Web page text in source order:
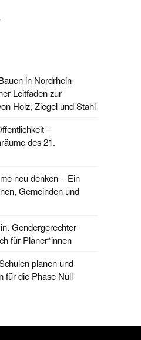
in Nordrhein-
Leitfaden zur
Holz, Ziegel und Stahl
–
des 21.
neu denken – Ein
Gemeinden und
Gendergerechter
für Planer*innen
planen und
für die Phase Null